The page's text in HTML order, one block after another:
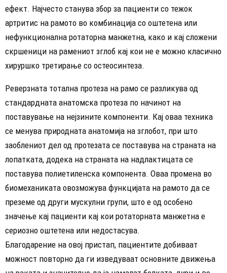
ефект. Најчесто станува збор за пациенти со тежок
артритис на рамото во комбинација со оштетена или
нефункционална ротаторна манжетна, како и кај сложени
скршеници на рамениот зглоб кај кои не е можно класично
хируршко третирање со остеосинтеза.
Реверзната тотална протеза на рамо се разликува од
стандардната анатомска протеза по начинот на
поставување на нејзините компоненти. Кај оваа техника
се менува природната анатомија на зглобот, при што
заоблениот дел од протезата се поставува на страната на
лопатката, додека на страната на надлактицата се
поставува полиетиленска компонента. Оваа промена во
биомеханиката овозможува функцијата на рамото да се
преземе од други мускулни групи, што е од особено
значење кај пациенти кај кои ротаторната манжетна е
сериозно оштетена или недостасува.
Благодарение на овој пристап, пациентите добиваат
можност повторно да ги изведуваат основните движења